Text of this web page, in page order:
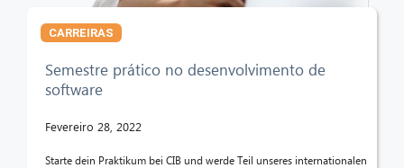
CARREIRAS
Semestre prático no desenvolvimento de
software
Fevereiro 28, 2022
Starte dein Praktikum bei CIB und werde Teil unseres internationalen